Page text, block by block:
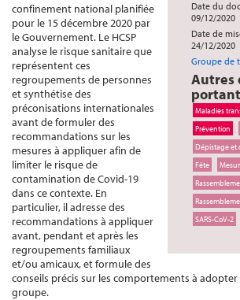
Date du
09/12/2020
Date de
24/12/2020
Groupe de
Autres
Maladies
Prévention
Dépistage et
Fête
SARS-CoV-2
confinement national planifiée
pour le 15 décembre 2020 par
le Gouvernement. Le HCSP
analyse le risque sanitaire que
représentent ces
regroupements de personnes
et synthétise des
préconisations internationales
avant de formuler des
recommandations sur les
mesures à appliquer afin de
limiter le risque de
contamination de Covid-19
dans ce contexte. En
particulier, il adresse des
recommandations à appliquer
avant, pendant et après les
regroupements familiaux
et/ou amicaux, et formule des
conseils précis sur les comportements à
groupe.